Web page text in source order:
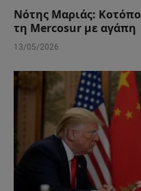
Νότης Μαριάς:
τη Mercosur με αγάπη
13/05/2026